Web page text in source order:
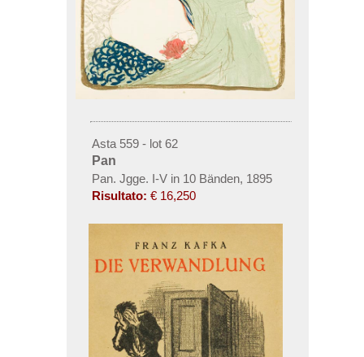
Asta 559 - lot 62
Pan
Pan. Jgge. I-V in 10 Bänden, 1895
Risultato: € 16,250